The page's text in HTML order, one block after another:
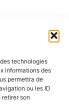
technologies
informations des
permettra de
ou les ID
retirer son